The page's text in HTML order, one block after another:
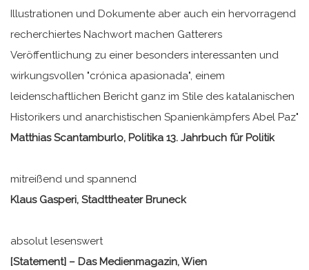
Illustrationen und Dokumente aber auch ein hervorragend
recherchiertes Nachwort machen Gatterers
Veröffentlichung zu einer besonders interessanten und
wirkungsvollen "crónica apasionada", einem
leidenschaftlichen Bericht ganz im Stile des katalanischen
Historikers und anarchistischen Spanienkämpfers Abel Paz"
Matthias Scantamburlo, Politika 13. Jahrbuch für Politik
mitreißend und spannend
Klaus Gasperi, Stadttheater Bruneck
absolut lesenswert
[Statement] – Das Medienmagazin, Wien